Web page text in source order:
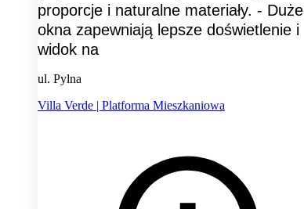
proporcje i naturalne materiały. - Duże
okna zapewniają lepsze doświetlenie i
widok na
ul. Pylna
Villa Verde | Platforma Mieszkaniowa